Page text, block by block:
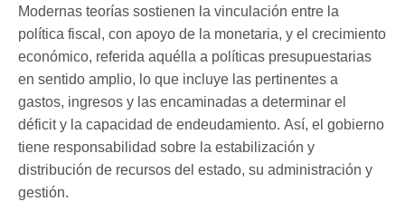
Modernas teorías sostienen la vinculación entre la
política fiscal, con apoyo de la monetaria, y el crecimiento
económico, referida aquélla a políticas presupuestarias
en sentido amplio, lo que incluye las pertinentes a
gastos, ingresos y las encaminadas a determinar el
déficit y la capacidad de endeudamiento. Así, el gobierno
tiene responsabilidad sobre la estabilización y
distribución de recursos del estado, su administración y
gestión.